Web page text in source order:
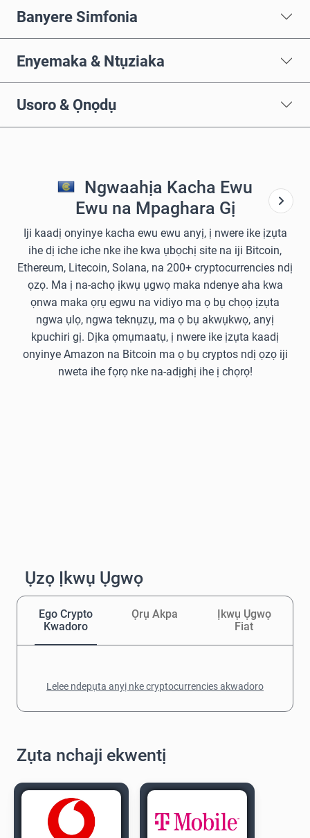
Banyere Simfonia
Enyemaka & Ntụziaka
Usoro & Ọnọdụ
Ngwaahịa Kacha Ewu
Ewu na Mpaghara Gị
Iji kaadị onyinye kacha ewu ewu anyị, ị nwere ike ịzụta
ihe dị iche iche nke ihe kwa ụbọchị site na iji Bitcoin,
Ethereum, Litecoin, Solana, na 200+ cryptocurrencies ndị
ọzọ. Ma ị na-achọ ịkwụ ụgwọ maka ndenye aha kwa
ọnwa maka ọrụ egwu na vidiyo ma ọ bụ chọọ ịzụta
ngwa ụlọ, ngwa teknụzụ, ma ọ bụ akwụkwọ, anyị
kpuchiri gị. Dịka ọmụmaatụ, ị nwere ike ịzụta kaadị
onyinye Amazon na Bitcoin ma ọ bụ cryptos ndị ọzọ iji
nweta ihe fọrọ nke na-adịghị ihe ị chọrọ!
Ụzọ Ịkwụ Ụgwọ
Ego Crypto
Kwadoro
Ọrụ Akpa
Ịkwụ Ụgwọ
Fiat
Lelee ndepụta anyị nke cryptocurrencies akwadoro
Zụta nchaji ekwentị